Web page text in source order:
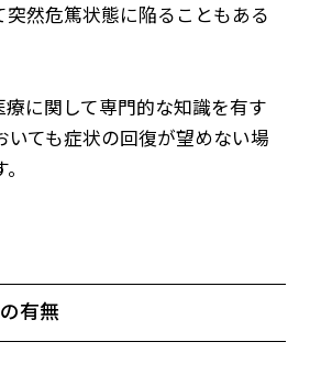
突然危篤状態に陥ることもある
療に関して専門的な知識を有す
いても症状の回復が望めない場
有無